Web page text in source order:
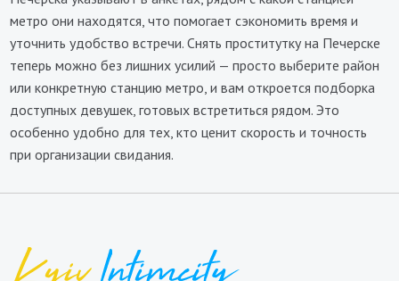
метро они находятся, что помогает сэкономить время и
уточнить удобство встречи. Снять проститутку на Печерске
теперь можно без лишних усилий — просто выберите район
или конкретную станцию метро, и вам откроется подборка
доступных девушек, готовых встретиться рядом. Это
особенно удобно для тех, кто ценит скорость и точность
при организации свидания.